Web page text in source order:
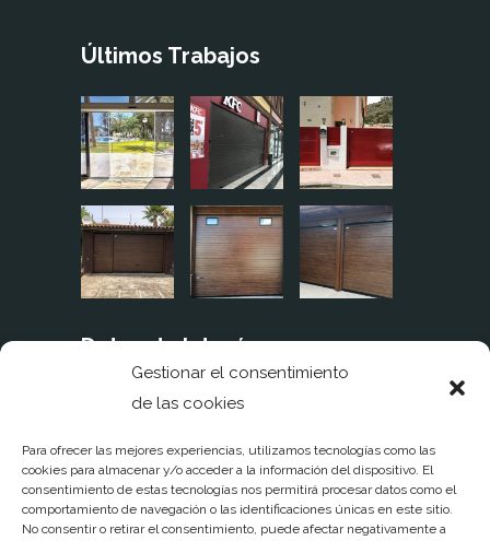
Gestionar el consentimiento
de las cookies
Para ofrecer las mejores experiencias, utilizamos tecnologías como las
cookies para almacenar y/o acceder a la información del dispositivo. El
consentimiento de estas tecnologías nos permitirá procesar datos como el
comportamiento de navegación o las identificaciones únicas en este sitio.
No consentir o retirar el consentimiento, puede afectar negativamente a
Últimos Trabajos
Datos de Interés
Aviso legal
Política de cookies
Política de privacidad